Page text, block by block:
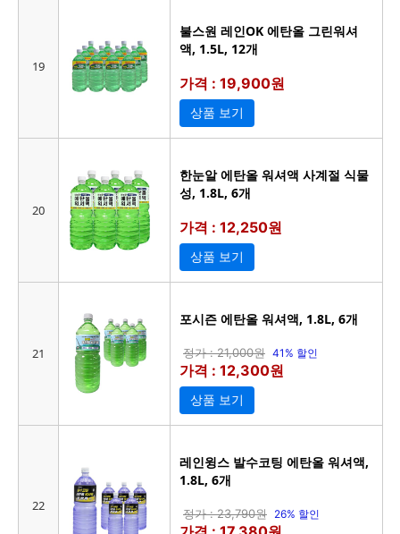
19
불스원 레인OK 에탄올 그린워셔
액, 1.5L, 12개
가격 : 19,900원
상품 보기
20
한눈알 에탄올 워셔액 사계절 식물
성, 1.8L, 6개
가격 : 12,250원
상품 보기
21
포시즌 에탄올 워셔액, 1.8L, 6개
정가 : 21,000원 41% 할인
가격 : 12,300원
상품 보기
22
레인윙스 발수코팅 에탄올 워셔액,
1.8L, 6개
정가 : 23,790원 26% 할인